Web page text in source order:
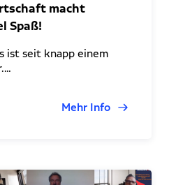
macht
Spaß!
ist seit knapp einem
Mehr Info